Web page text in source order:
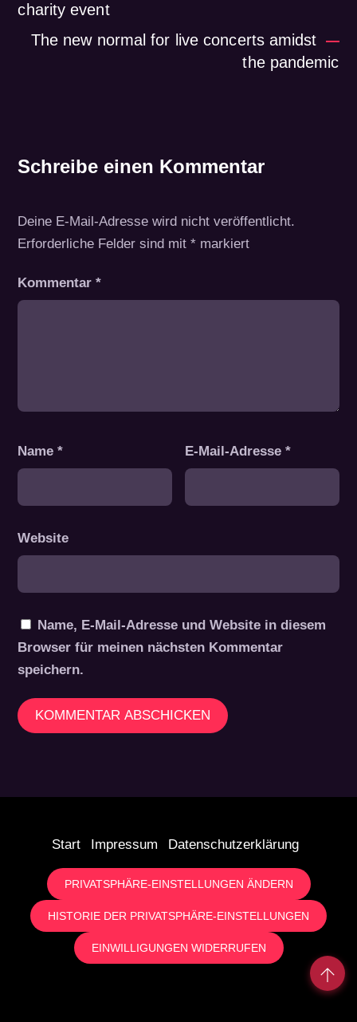
charity event
The new normal for live concerts amidst
the pandemic
Schreibe einen Kommentar
Deine E-Mail-Adresse wird nicht veröffentlicht.
Erforderliche Felder sind mit* markiert
Kommentar*
Name* E-Mail-Adresse*
Website
Name, E-Mail-Adresse und Website in diesem
Browser für meinen nächsten Kommentar
speichern.
Start Impressum Datenschutzerklärung
PRIVATSPHÄRE-EINSTELLUNGEN ÄNDERN
HISTORIE DER PRIVATSPHÄRE-EINSTELLUNGEN
EINWILLIGUNGEN WIDERRUFEN